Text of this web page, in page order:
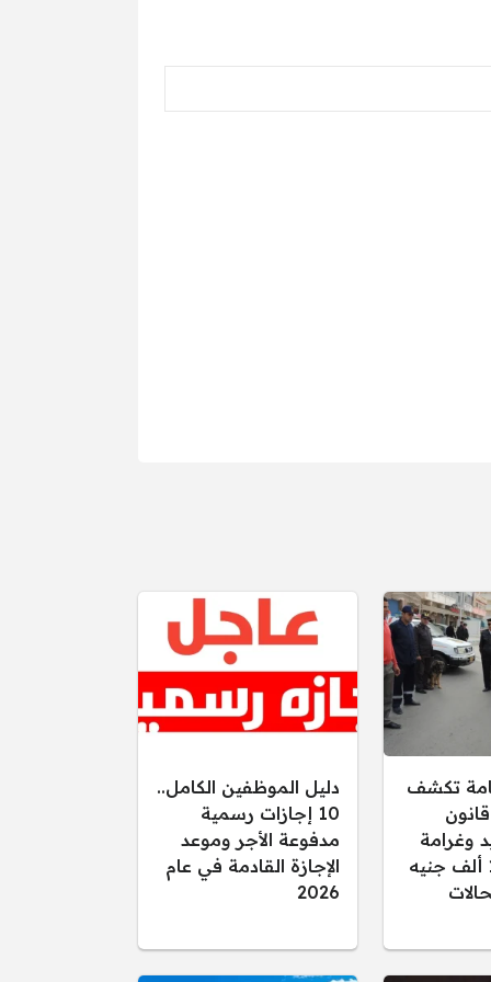
تكشف
وغرامة
تصل إلى 15 ألف جنيه
دليل الموظفين الكامل..
10 إجازات رسمية
مدفوعة الأجر وموعد
الإجازة القادمة في عام
2026